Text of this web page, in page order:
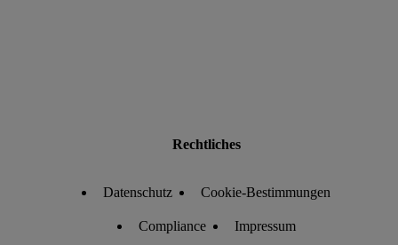
Rechtliches
Datenschutz Cookie-Bestimmungen
Compliance Impressum